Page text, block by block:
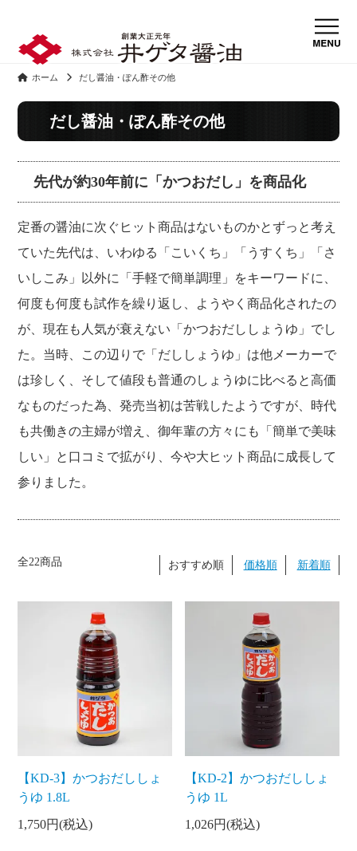
ホーム だし醤油・ぽん酢その他
だし醤油・ぽん酢その他
先代が約30年前に「かつおだし」を商品化
定番の醤油に次ぐヒット商品はないものかとずっと考え
ていた先代は、いわゆる「こいくち」「うすくち」「さ
いしこみ」以外に「手軽で簡単調理」をキーワードに、
何度も何度も試作を繰り返し、ようやく商品化されたの
が、現在も人気が衰えない「かつおだししょうゆ」でし
た。当時、この辺りで「だししょうゆ」は他メーカーで
は珍しく、そして値段も普通のしょうゆに比べると高価
なものだった為、発売当初は苦戦したようですが、時代
も共働きの主婦が増え、御年輩の方々にも「簡単で美味
しい」と口コミで拡がり、今や大ヒット商品に成長して
参りました。
全22商品 おすすめ順 価格順 新着順
【KD-3】かつおだししょ
うゆ 1.8L
1,750円(税込)
【KD-2】かつおだししょ
うゆ 1L
1,026円(税込)